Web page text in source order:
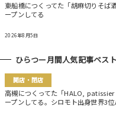
東船橋につくってた「胡麻切りそば
ープンしてる
2026年8月5日
ひらつー月間人気記事ベス
開店・閉店
高槻につくってた「HALO, patissier
ープンしてる。シロモト出身世界3